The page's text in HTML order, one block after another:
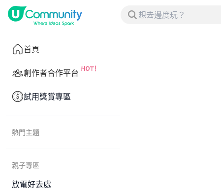
首頁
創作者合作平台
試用獎賞專區
熱門主題
親子專區
放電好去處